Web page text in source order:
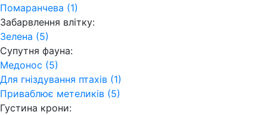
Помаранчева (1)
Забарвлення влітку:
Зелена (5)
Супутня фауна:
Медонос (5)
Для гніздування птахів (1)
Приваблює метеликів (5)
Густина крони: